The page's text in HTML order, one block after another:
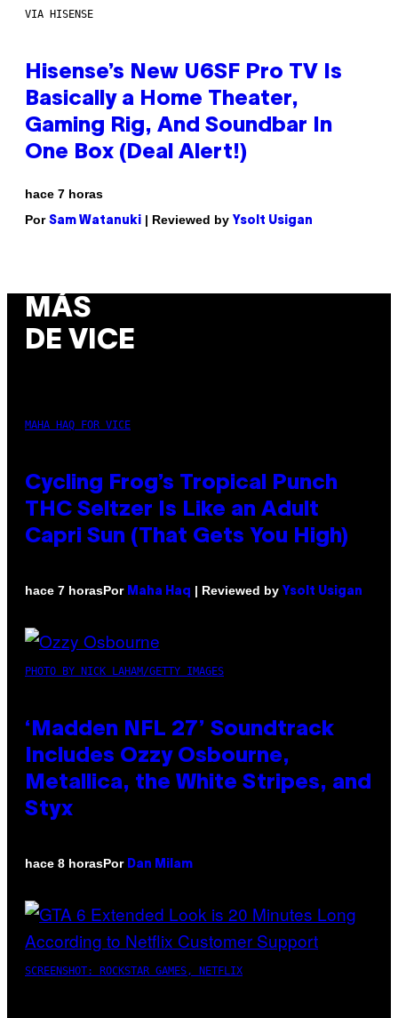
VIA HISENSE
Hisense’s New U6SF Pro TV Is
Basically a Home Theater,
Gaming Rig, And Soundbar In
One Box (Deal Alert!)
hace 7 horas
Por Sam Watanuki | Reviewed by Ysolt Usigan
MÁS
DE VICE
MAHA HAQ FOR VICE
Cycling Frog’s Tropical Punch
THC Seltzer Is Like an Adult
Capri Sun (That Gets You High)
hace 7 horasPor Maha Haq | Reviewed by Ysolt Usigan
PHOTO BY NICK LAHAM/GETTY IMAGES
‘Madden NFL 27’ Soundtrack
Includes Ozzy Osbourne,
Metallica, the White Stripes, and
Styx
hace 8 horasPor Dan Milam
SCREENSHOT: ROCKSTAR GAMES, NETFLIX